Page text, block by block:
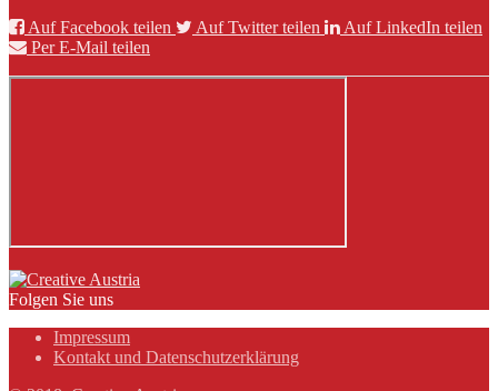
Auf Facebook teilen
Auf Twitter teilen
Auf LinkedIn teilen
Per E-Mail teilen
Folgen Sie uns
Impressum
Kontakt und Datenschutzerklärung